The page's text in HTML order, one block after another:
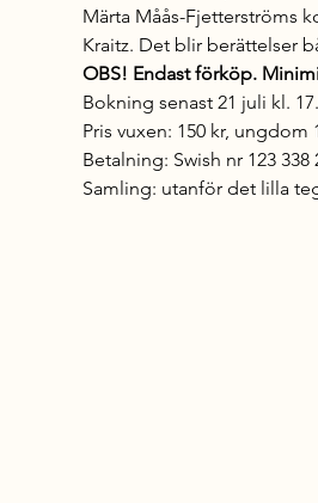
Märta Måås-Fjetterströms
Kraitz. Det blir berättelser
OBS! Endast förköp.
Bokning senast 21 juli kl.
Pris vuxen: 150 kr, ungdom
Betalning: Swish nr 123
Samling: utanför det lilla